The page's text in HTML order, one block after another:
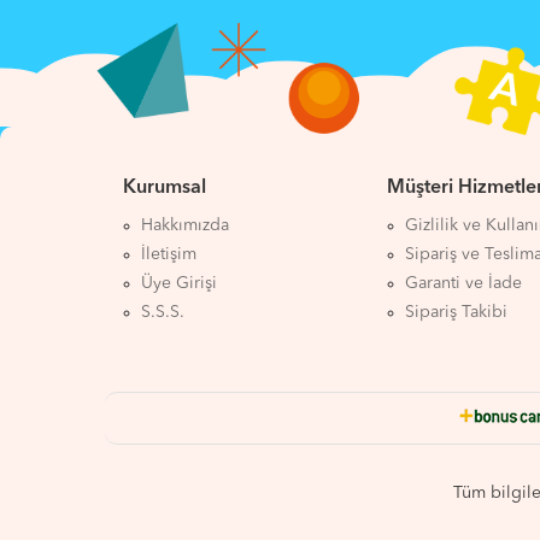
Kurumsal
Hakkımızda
İletişim
Üye Girişi
S.S.S.
Müşteri
Gizlilik ve
Sipariş ve
Garanti ve İade
Sipariş Takibi
Tüm